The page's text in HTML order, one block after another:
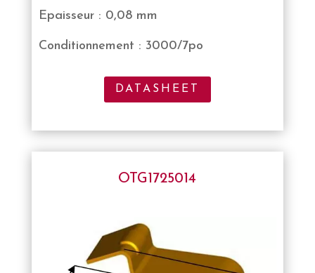
Epaisseur : 0,08 mm
Conditionnement : 3000/7po
DATASHEET
OTG1725014